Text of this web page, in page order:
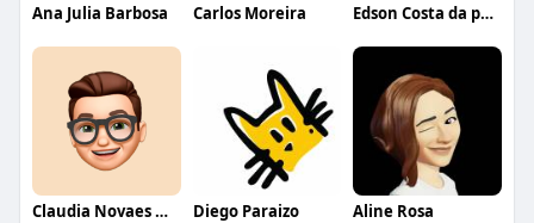
Ana Julia Barbosa Carlos Moreira Edson Costa da paixão
Claudia Novaes Novaes Diego Paraizo Aline Rosa